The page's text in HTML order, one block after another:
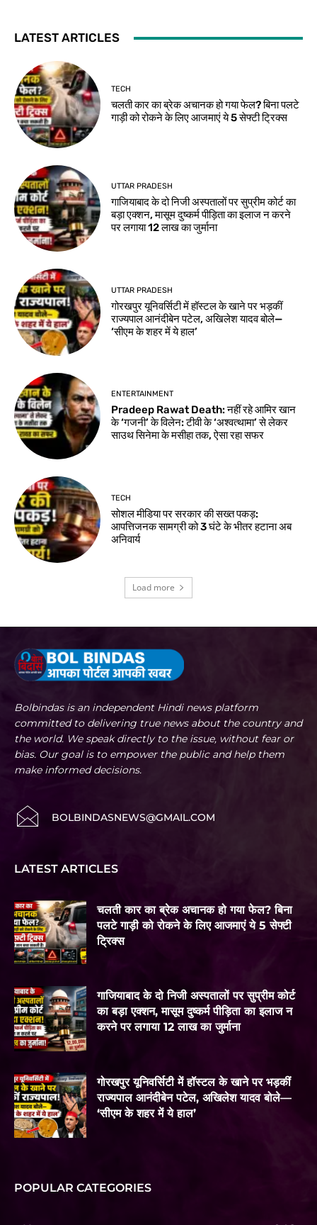
LATEST ARTICLES
TECH
चलती कार का ब्रेक अचानक हो गया फेल? बिना पलटे
गाड़ी को रोकने के लिए आजमाएं ये 5 सेफ्टी ट्रिक्स
UTTAR PRADESH
गाजियाबाद के दो निजी अस्पतालों पर सुप्रीम कोर्ट का
बड़ा एक्शन, मासूम दुष्कर्म पीड़िता का इलाज न करने
पर लगाया 12 लाख का जुर्माना
UTTAR PRADESH
गोरखपुर यूनिवर्सिटी में हॉस्टल के खाने पर भड़कीं
राज्यपाल आनंदीबेन पटेल, अखिलेश यादव बोले—
‘सीएम के शहर में ये हाल’
ENTERTAINMENT
Pradeep Rawat Death: नहीं रहे आमिर खान
के ‘गजनी’ के विलेन: टीवी के ‘अश्वत्थामा’ से लेकर
साउथ सिनेमा के मसीहा तक, ऐसा रहा सफर
TECH
सोशल मीडिया पर सरकार की सख्त पकड़:
आपत्तिजनक सामग्री को 3 घंटे के भीतर हटाना अब
अनिवार्य
Load more
Bolbindas is an independent Hindi news platform
committed to delivering true news about the country and
the world. We speak directly to the issue, without fear or
bias. Our goal is to empower the public and help them
make informed decisions.
BOLBINDASNEWS@GMAIL.COM
LATEST ARTICLES
चलती कार का ब्रेक अचानक हो गया फेल? बिना
पलटे गाड़ी को रोकने के लिए आजमाएं ये 5 सेफ्टी
ट्रिक्स
गाजियाबाद के दो निजी अस्पतालों पर सुप्रीम कोर्ट
का बड़ा एक्शन, मासूम दुष्कर्म पीड़िता का इलाज न
करने पर लगाया 12 लाख का जुर्माना
गोरखपुर यूनिवर्सिटी में हॉस्टल के खाने पर भड़कीं
राज्यपाल आनंदीबेन पटेल, अखिलेश यादव बोले—
‘सीएम के शहर में ये हाल’
POPULAR CATEGORIES